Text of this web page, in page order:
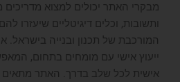
מבקרי האתר יכולים למצוא
ותשובות, וכלים דיגיטליים שיעזרו
המורכבת של תכנון ובנייה בישראל.
ייעוץ אישי עם מומחים בתחום,
אישית לכל שלב בדרך. האתר